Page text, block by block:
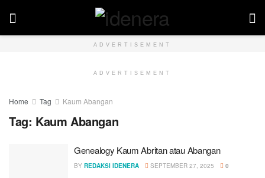
ADVERTISEMENT
ADVERTISEMENT
Home Tag Kaum Abangan
Tag: Kaum Abangan
Genealogy Kaum Abritan atau Abangan
BY REDAKSI IDENERA SEPTEMBER 27, 2025 0